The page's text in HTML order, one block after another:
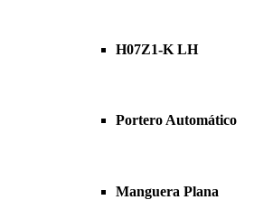
H07Z1-K LH
Portero Automático
Manguera Plana